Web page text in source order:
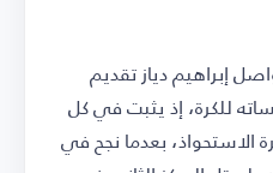
إبراهيم دياز تقديم
للكرة، إذ يثبت في كل
الاستحواذ، بعدما نجح في